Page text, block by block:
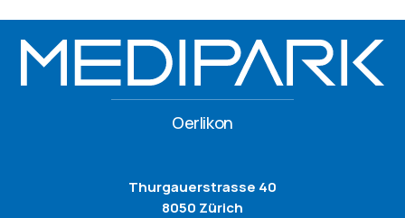
Oerlikon
Thurgauerstrasse 40
8050 Zürich